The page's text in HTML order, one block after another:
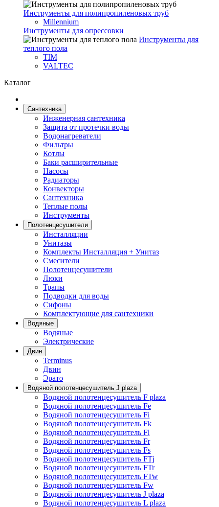
Инструменты для полипропиленовых труб
Millennium
Инструменты для опрессовки
Инструменты для
теплого пола
TIM
VALTEC
Каталог
Сантехника
Инженерная сантехника
Защита от протечки воды
Водонагреватели
Фильтры
Котлы
Баки расширительные
Насосы
Радиаторы
Конвекторы
Сантехника
Теплые полы
Инструменты
Полотенцесушители
Инсталляции
Унитазы
Комплекты Инсталляция + Унитаз
Смесители
Полотенцесушители
Люки
Трапы
Подводки для воды
Сифоны
Комплектующие для сантехники
Водяные
Водяные
Электрические
Двин
Terminus
Двин
Эрато
Водяной полотенцесушитель J plaza
Водяной полотенцесушитель F plaza
Водяной полотенцесушитель Fe
Водяной полотенцесушитель Fi
Водяной полотенцесушитель Fk
Водяной полотенцесушитель Fl
Водяной полотенцесушитель Fr
Водяной полотенцесушитель Fs
Водяной полотенцесушитель FTj
Водяной полотенцесушитель FTr
Водяной полотенцесушитель FTw
Водяной полотенцесушитель Fw
Водяной полотенцесушитель J plaza
Водяной полотенцесушитель L plaza